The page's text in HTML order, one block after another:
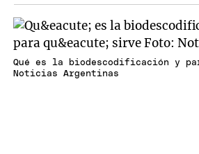
Qué es la biodescodificación y
Noticias Argentinas